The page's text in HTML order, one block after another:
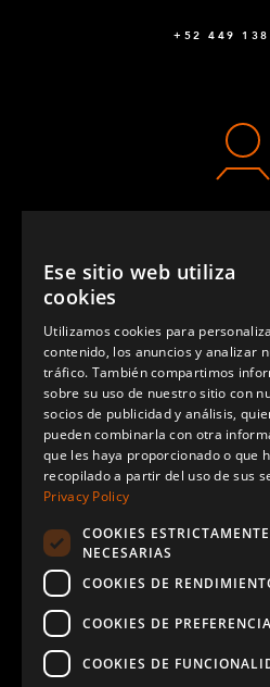
+52 449
PREGUNTAS MÁS
LinkedIn
Ese sitio web utiliza
cookies
Utilizamos cookies para
contenido, los anuncios y analizar
tráfico. También compartimos
sobre su uso de nuestro sitio con
socios de publicidad y análisis,
pueden combinarla con otra
que les haya proporcionado o que
recopilado a partir del uso de sus
Privacy Policy
COOKIES ESTRICTAMENTE
NECESARIAS
COOKIES DE
COOKIES DE
COOKIES DE